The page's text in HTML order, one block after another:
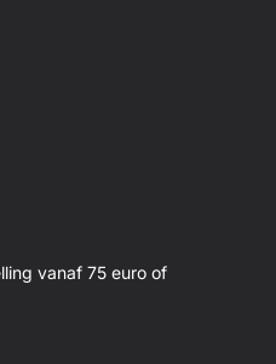
vanaf 75 euro of